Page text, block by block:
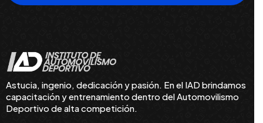
Astucia, ingenio, dedicación y pasión. En el IAD brindamos
capacitación y entrenamiento dentro del Automovilismo
Deportivo de alta competición.